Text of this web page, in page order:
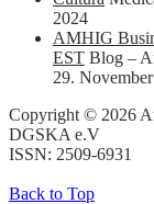
2024
AMHIG
EST Blog –
29.
Copyright © 2026
DGSKA e.V
ISSN: 2509-6931
Back to Top